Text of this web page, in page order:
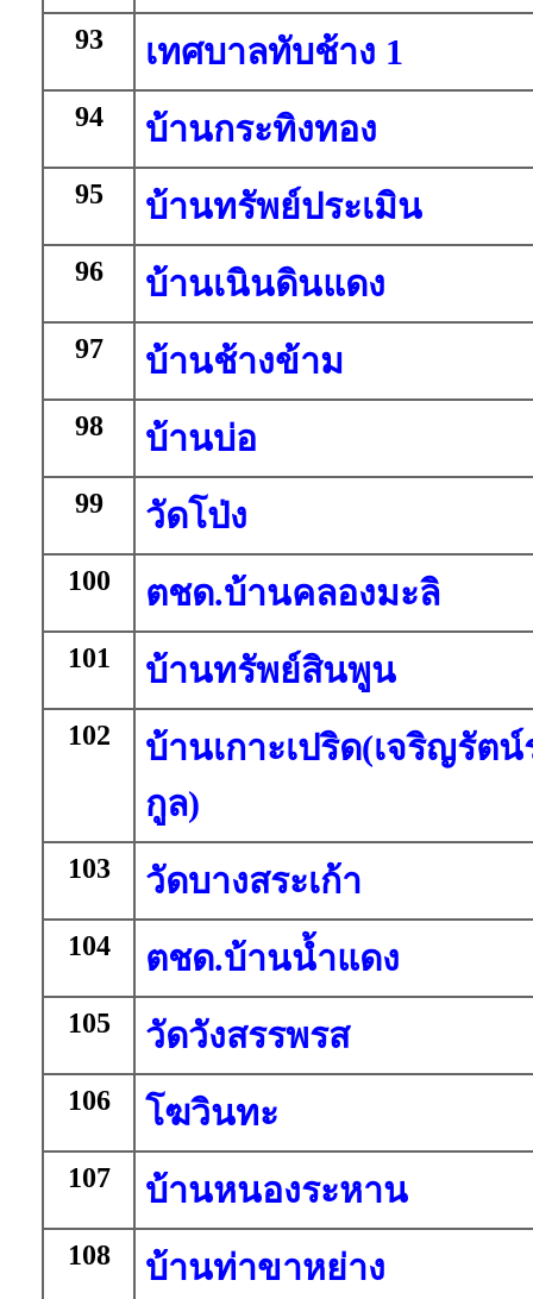
93 เทศบาลทับช้าง 1
94 บ้านกระทิงทอง
95 บ้านทรัพย์ประเมิน
96 บ้านเนินดินแดง
97 บ้านช้างข้าม
98 บ้านบ่อ
99 วัดโป่ง
100 ตชด.บ้านคลองมะลิ
101 บ้านทรัพย์สินพูน
102
บ้านเกาะเปริด(เจริญรัต
กูล)
103 วัดบางสระเก้า
104 ตชด.บ้านน้ำแดง
105 วัดวังสรรพรส
106 โฆวินทะ
107 บ้านหนองระหาน
108 บ้านท่าขาหย่าง